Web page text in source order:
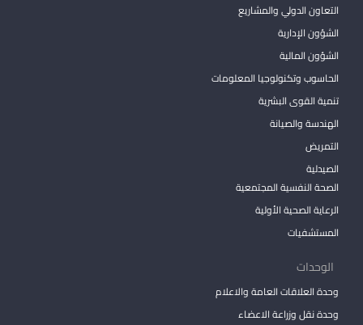
التعاون الدولي والمشاريع
الشؤون الإدارية
الشؤون المالية
الحاسوب وتكنولوجيا المعلومات
تنمية القوى البشرية
الهندسة والصيانة
التمريض
الصيدلية
الصحة النفسية المجتمعية
الرعاية الصحية الأولية
المستشفيات
الوحدات
وحدة العلاقات العامة والاعلام
وحدة نقل وزراعة الاعضاء